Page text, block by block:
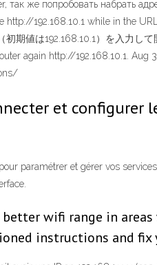
так же попробовать набрать
http://192.168.10.1 while in the
初期値は192.168.10.1）を入力
again http://192.168.10.1. Aug
et
paramétrer et gérer vos
wifi range in
instructions and fix